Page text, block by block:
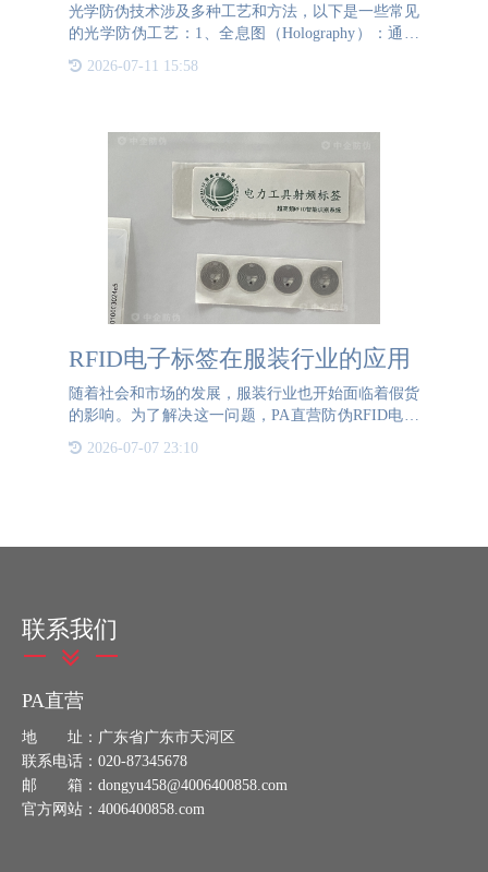
光学防伪技术涉及多种工艺和方法，以下是一些常见
的光学防伪工艺：1、全息图（Holography）：通过
激光干涉曝光技术制作的三维图像，具有独特的光学
效果，广泛应用于防伪标签、信用卡、护照等。2、
2026-07-11 15:58
RFID电子标签在服装行业的应用
随着社会和市场的发展，服装行业也开始面临着假货
的影响。为了解决这一问题，PA直营防伪RFID电子
标签帮助服装行业提供防伪、防窜货一体化的管理平
台，让企业可以更好地管理商品。一、RFID电子标
2026-07-07 23:10
联系我们
PA直营
地 址：广东省广东市天河区
联系电话：020-87345678
邮 箱：dongyu458@4006400858.com
官方网站：4006400858.com